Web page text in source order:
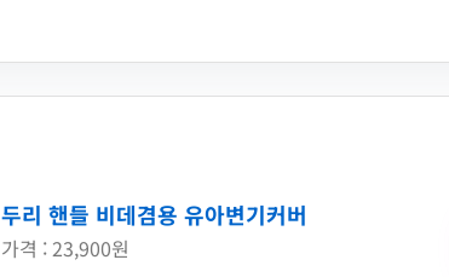
두리 핸들 비데겸용 유아변기커버
가격 : 23,900원